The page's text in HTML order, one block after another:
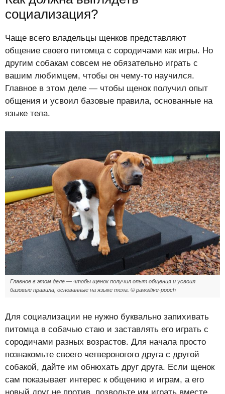
социализация?
Чаще всего владельцы щенков представляют
общение своего питомца с сородичами как игры. Но
другим собакам совсем не обязательно играть с
вашим любимцем, чтобы он чему-то научился.
Главное в этом деле — чтобы щенок получил опыт
общения и усвоил базовые правила, основанные на
языке тела.
Главное в этом деле — чтобы щенок получил опыт общения и усвоил
базовые правила, основанные на языке тела. © pawsitive-pooch
Для социализации не нужно буквально запихивать
питомца в собачью стаю и заставлять его играть с
сородичами разных возрастов. Для начала просто
познакомьте своего четвероногого друга с другой
собакой, дайте им обнюхать друг друга. Если щенок
сам показывает интерес к общению и играм, а его